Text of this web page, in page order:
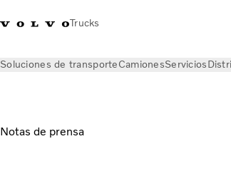
Trucks
Soluciones de transporteCamionesServicios
Notas de prensa